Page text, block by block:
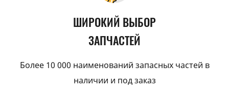
ШИРОКИЙ ВЫБОР
ЗАПЧАСТЕЙ
Более 10 000 наименований запасных частей в
наличии и под заказ